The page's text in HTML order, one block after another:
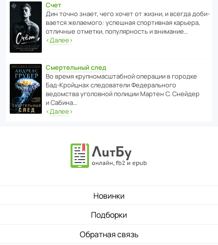
Счет
Дин точно знает, чего хочет от жизни, и всегда доби­
ва­ется жела­е­мого: успе­шная спор­ти­вная карьера,
отли­чные отметки, попу­ля­р­ность и внимание…
‹Далее›
Смертельный след
Во время круп­но­мас­ш­та­бной операции в городке
Бад‑Крой­цнах следо­ва­тели Феде­раль­ного
ведомства уголо­вной полиции Мартен С. Снейдер
и Сабина…
‹Далее›
Новинки
Подборки
Обратная связь